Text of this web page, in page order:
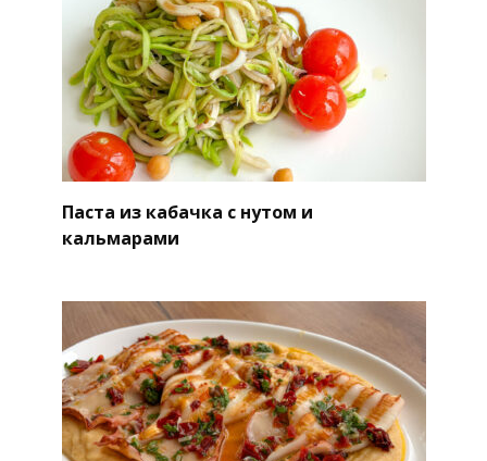
Паста из кабачка с нутом и
кальмарами